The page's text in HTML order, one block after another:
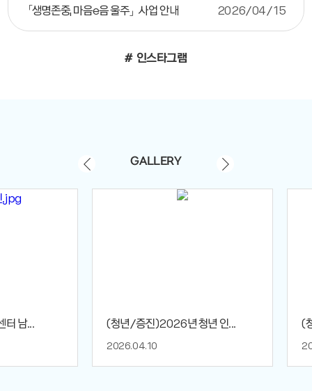
「생명존중, 마음e음 울주」사업 안내
2026/04/15
# 인스타그램
GALLERY
터 남... (청년/증진)2026년 청년 인...
2026.04.10
(